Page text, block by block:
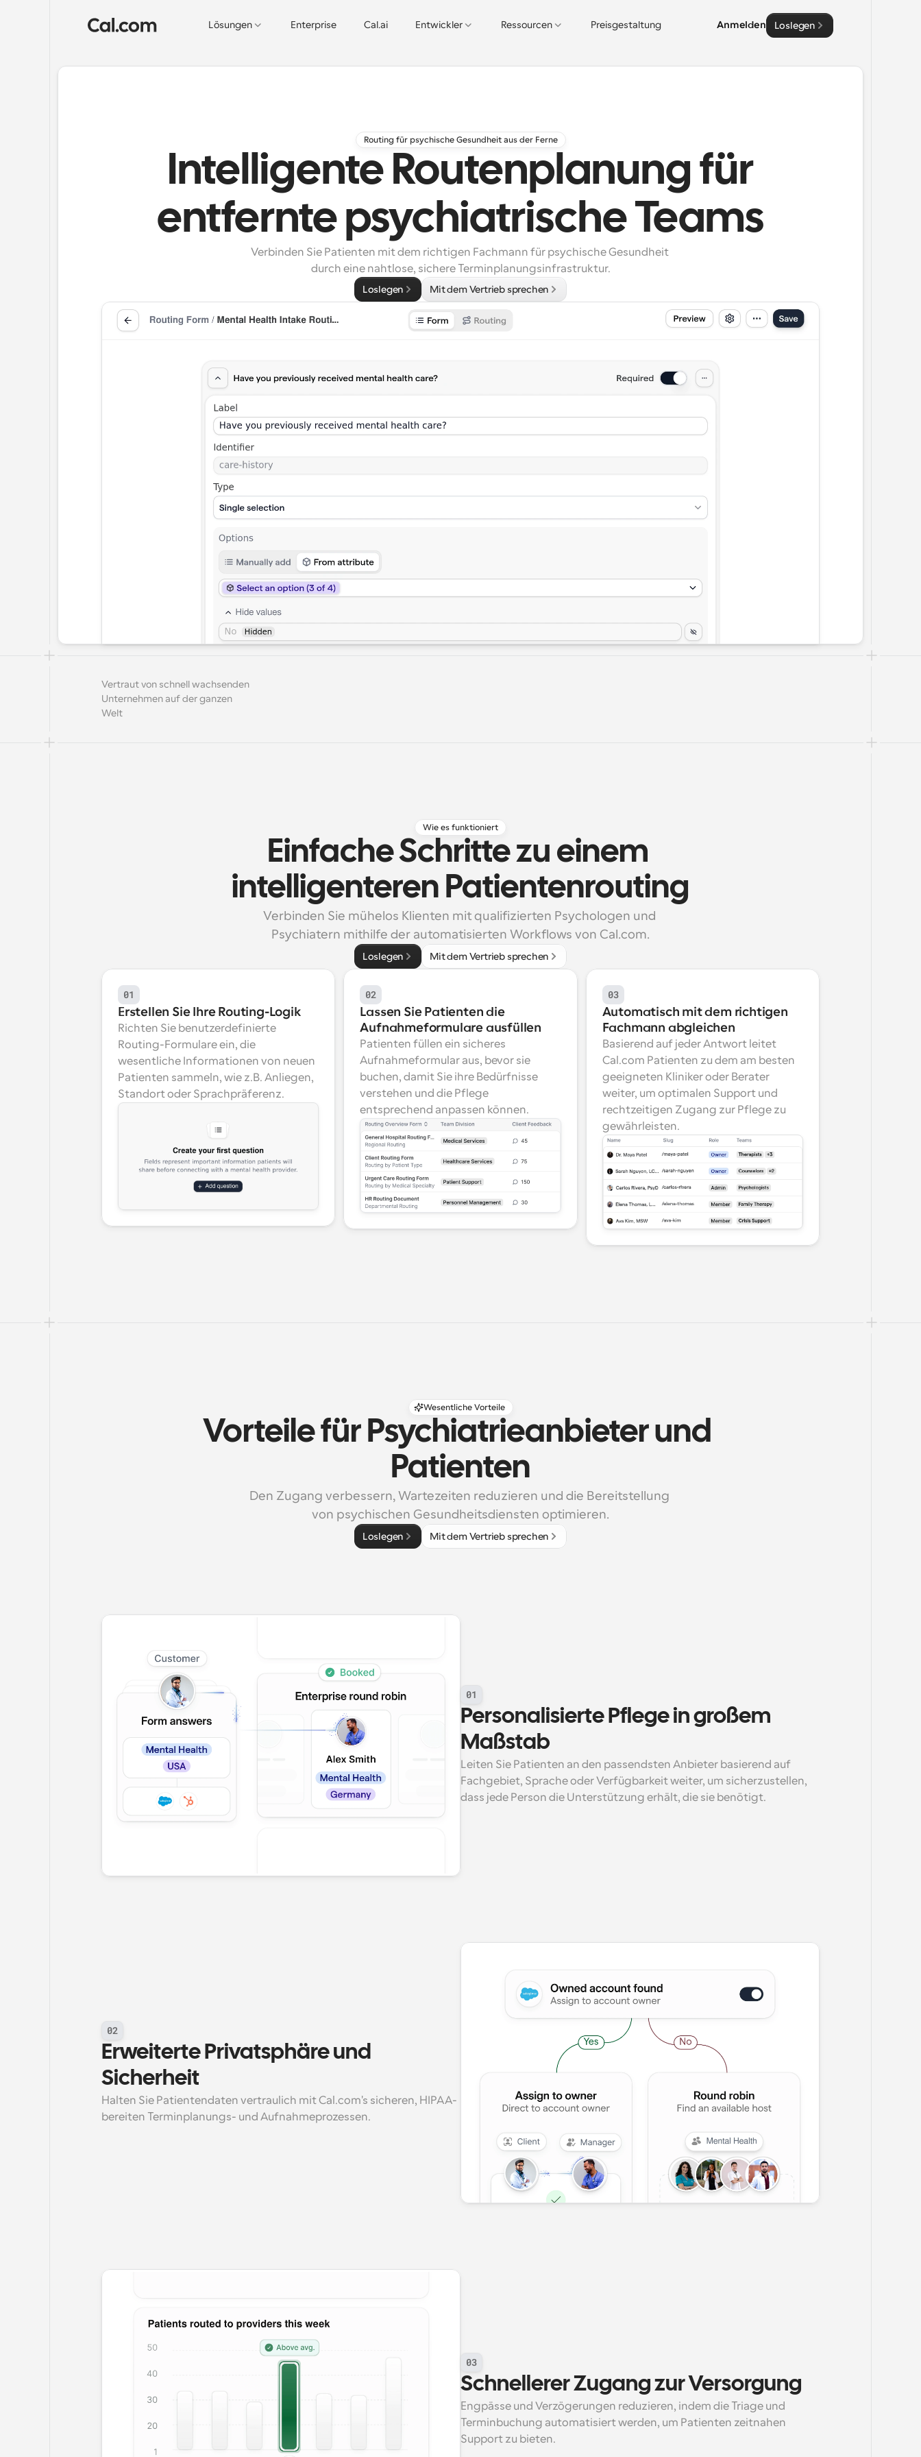
Lösungen Enterprise Cal.ai Entwickler Ressourcen Preisgestaltung Anmelden Loslegen
Routing für psychische Gesundheit aus der Ferne
Intelligente Routenplanung für
entfernte psychiatrische Teams
Verbinden Sie Patienten mit dem richtigen Fachmann für psychische Gesundheit
durch eine nahtlose, sichere Terminplanungsinfrastruktur.
Loslegen Mit dem Vertrieb sprechen
Vertraut von schnell wachsenden
Unternehmen auf der ganzen
Welt
Wie es funktioniert
Einfache Schritte zu einem
intelligenteren Patientenrouting
Verbinden Sie mühelos Klienten mit qualifizierten Psychologen und
Psychiatern mithilfe der automatisierten Workflows von Cal.com.
Loslegen Mit dem Vertrieb sprechen
01
Erstellen Sie Ihre Routing-Logik
Richten Sie benutzerdefinierte
Routing-Formulare ein, die
wesentliche Informationen von neuen
Patienten sammeln, wie z.B. Anliegen,
Standort oder Sprachpräferenz.
02
Lassen Sie Patienten die
Aufnahmeformulare ausfüllen
Patienten füllen ein sicheres
Aufnahmeformular aus, bevor sie
buchen, damit Sie ihre Bedürfnisse
verstehen und die Pflege
entsprechend anpassen können.
03
Automatisch mit dem richtigen
Fachmann abgleichen
Basierend auf jeder Antwort leitet
Cal.com Patienten zu dem am besten
geeigneten Kliniker oder Berater
weiter, um optimalen Support und
rechtzeitigen Zugang zur Pflege zu
gewährleisten.
Wesentliche Vorteile
Vorteile für Psychiatrieanbieter und
Patienten
Den Zugang verbessern, Wartezeiten reduzieren und die Bereitstellung
von psychischen Gesundheitsdiensten optimieren.
Loslegen Mit dem Vertrieb sprechen
01
Personalisierte Pflege in großem
Maßstab
Leiten Sie Patienten an den passendsten Anbieter basierend auf
Fachgebiet, Sprache oder Verfügbarkeit weiter, um sicherzustellen,
dass jede Person die Unterstützung erhält, die sie benötigt.
02
Erweiterte Privatsphäre und
Sicherheit
Halten Sie Patientendaten vertraulich mit Cal.com's sicheren, HIPAA-
bereiten Terminplanungs- und Aufnahmeprozessen.
03
Schnellerer Zugang zur Versorgung
Engpässe und Verzögerungen reduzieren, indem die Triage und
Terminbuchung automatisiert werden, um Patienten zeitnahen
Support zu bieten.